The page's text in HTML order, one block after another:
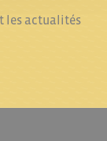
les actualités